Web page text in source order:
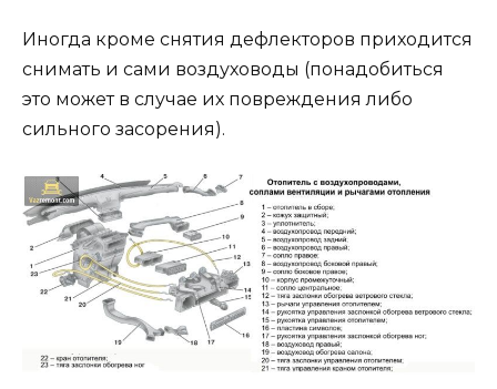
Иногда кроме снятия дефлекторов приходится
снимать и сами воздуховоды (понадобиться
это может в случае их повреждения либо
сильного засорения).